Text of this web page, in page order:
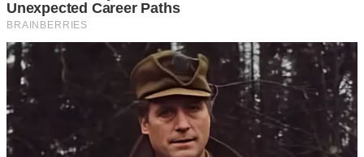
กรณีจอดรถลงเนิน
ให้หักพวงมาลัยหมุนล้อทิ้งไว้ไปทางด้านซ้าย
เมื่อรถเกิดปัญหาทำให้รถไหล ก็จะทำให้ล้อหน้าติดอยู่กับ
ฟุตบาท ไม่ไหลไปชนคันอื่น หรือไปขวางทางเกะกะ ทำให้การ